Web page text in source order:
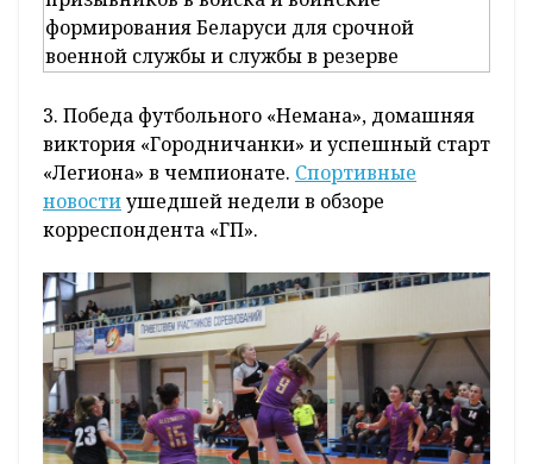
3. Победа футбольного «Немана», домашняя
виктория «Городничанки» и успешный старт
«Легиона» в чемпионате. Спортивные
новостиушедшей недели в обзоре
корреспондента «ГП».